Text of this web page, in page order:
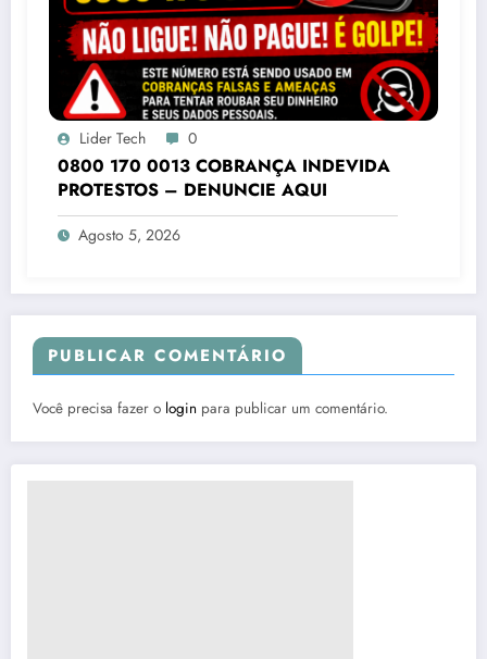
Lider Tech 0
0800 170 0013 COBRANÇA INDEVIDA
PROTESTOS – DENUNCIE AQUI
Agosto 5, 2026
PUBLICAR COMENTÁRIO
Você precisa fazer o login para publicar um comentário.